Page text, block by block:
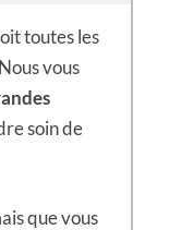
toutes les
vous
soin de
que vous